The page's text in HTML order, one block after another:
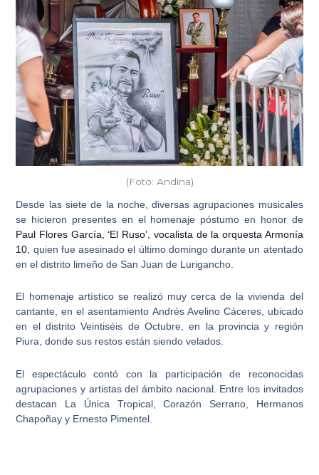
(Foto: Andina)
Desde las siete de la noche, diversasagrupaciones musicales
se hicieron presentes en el homenaje póstumo en honor de
Paul Flores García, ‘El Ruso’, vocalista de la orquesta Armonía
10 , quien fue asesinado el último domingo durante un atentado
en el distrito limeño de San Juan de Lurigancho.
El homenaje artístico se realizó muy cerca de la vivienda del
cantante, en el asentamiento Andrés Avelino Cáceres, ubicado
en el distritoVeintiséis de Octubre, en la provincia y región
Piura, donde sus restos están siendo velados.
El espectáculo contó con la participación de reconocidas
agrupaciones y artistas del ámbito nacional. Entre los invitados
destacan La Única Tropical, Corazón Serrano, Hermanos
Chapoñay y Ernesto Pimentel.